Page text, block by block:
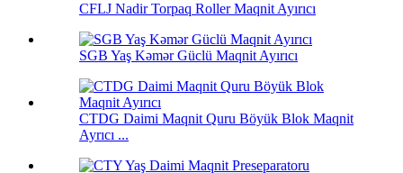
CFLJ Nadir Torpaq Roller Maqnit Ayırıcı
SGB ​​Yaş Kəmər Güclü Maqnit Ayırıcı
CTDG Daimi Maqnit Quru Böyük Blok Maqnit
Ayrıcı ...